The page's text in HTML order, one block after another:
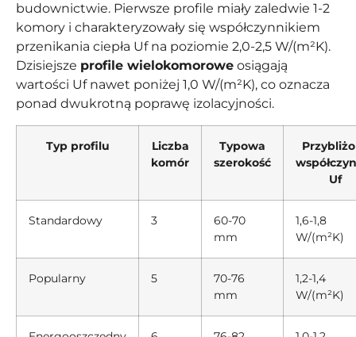
budownictwie. Pierwsze profile miały zaledwie 1-2
komory i charakteryzowały się współczynnikiem
przenikania ciepła Uf na poziomie 2,0-2,5 W/(m²K).
Dzisiejsze profile wielokomorowe osiągają
wartości Uf nawet poniżej 1,0 W/(m²K), co oznacza
ponad dwukrotną poprawę izolacyjności.
Typ profilu
Liczba
komór
Typowa
szerokość
Uf
Standardowy 3
60-70
mm
1,6-1,8
W/(m²K)
Popularny 5
70-76
mm
1,2-1,4
W/(m²K)